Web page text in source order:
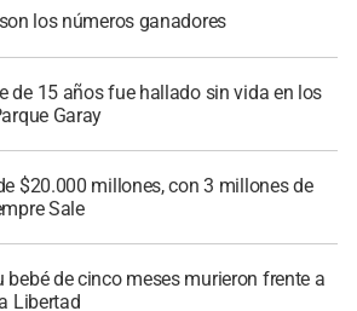
los números ganadores
de 15 años fue hallado sin vida en los
Garay
$20.000 millones, con 3 millones de
Sale
bebé de cinco meses murieron frente a
Libertad